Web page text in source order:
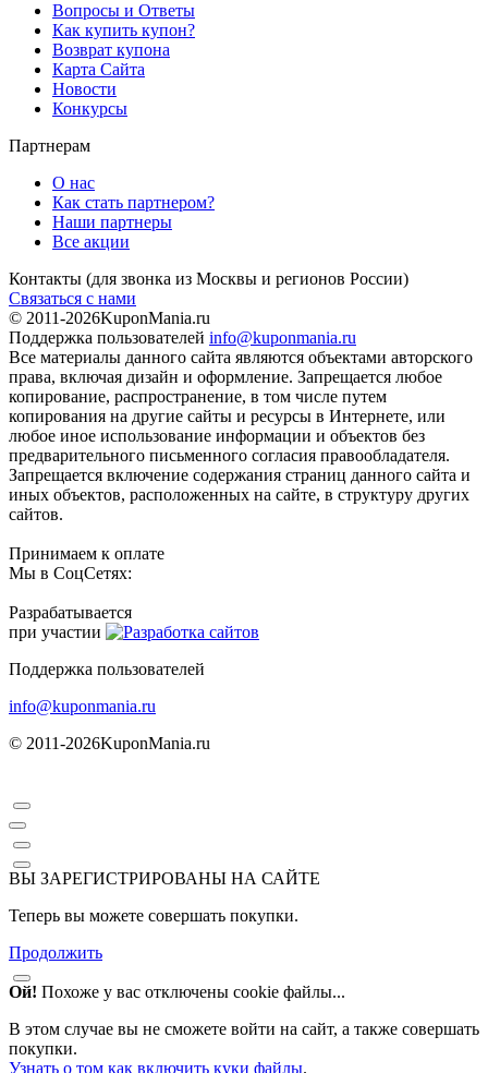
Вопросы и Ответы
Как купить купон?
Возврат купона
Карта Сайта
Новости
Конкурсы
Партнерам
О нас
Как стать партнером?
Наши партнеры
Все акции
Контакты (для звонка из Москвы и регионов России)
Связаться с нами
© 2011-2026KuponMania.ru
Поддержка пользователей info@kuponmania.ru
Все материалы данного сайта являются объектами авторского
права, включая дизайн и оформление. Запрещается любое
копирование, распространение, в том числе путем
копирования на другие сайты и ресурсы в Интернете, или
любое иное использование информации и объектов без
предварительного письменного согласия правообладателя.
Запрещается включение содержания страниц данного сайта и
иных объектов, расположенных на сайте, в структуру других
сайтов.
Принимаем к оплате
Мы в СоцСетях:
Разрабатывается
при участии
Поддержка пользователей
info@kuponmania.ru
© 2011-2026KuponMania.ru
ВЫ ЗАРЕГИСТРИРОВАНЫ НА САЙТЕ
Теперь вы можете совершать покупки.
Продолжить
Ой! Похоже у вас отключены cookie файлы...
В этом случае вы не сможете войти на сайт, а также совершать
покупки.
Узнать о том как включить куки файлы.